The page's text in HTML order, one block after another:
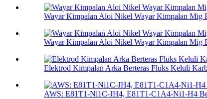
Wayar Kimpalan Aloi Nikel Wayar Kimpalan Mig
Wayar Kimpalan Aloi Nikel Wayar Kimpalan Mig
Elektrod Kimpalan Arka Berteras Fluks Keluli
AWS: E81T1-Ni1C-JH4, E81T1-C1A4-Ni1-H4